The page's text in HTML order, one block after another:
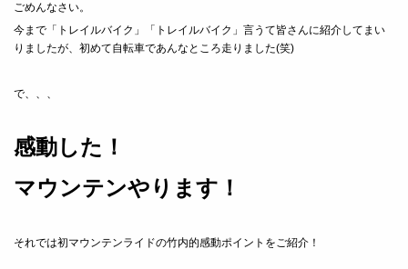
ごめんなさい。
今まで「トレイルバイク」「トレイルバイク」言うて皆さんに紹介してまい
りましたが、初めて自転車であんなところ走りました(笑)
で、、、
感動した！
マウンテンやります！
それでは初マウンテンライドの竹内的感動ポイントをご紹介！